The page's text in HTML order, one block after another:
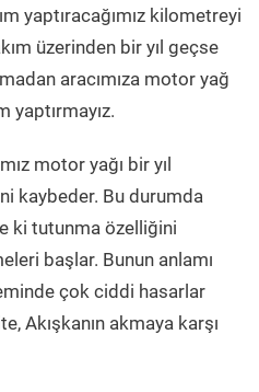
yaptıracağımız kilometreyi
üzerinden bir yıl geçse
aracımıza motor yağ
yaptırmayız.
motor yağı bir yıl
kaybeder. Bu durumda
ki tutunma özelliğini
başlar. Bunun anlamı
çok ciddi hasarlar
Akışkanın akmaya karşı